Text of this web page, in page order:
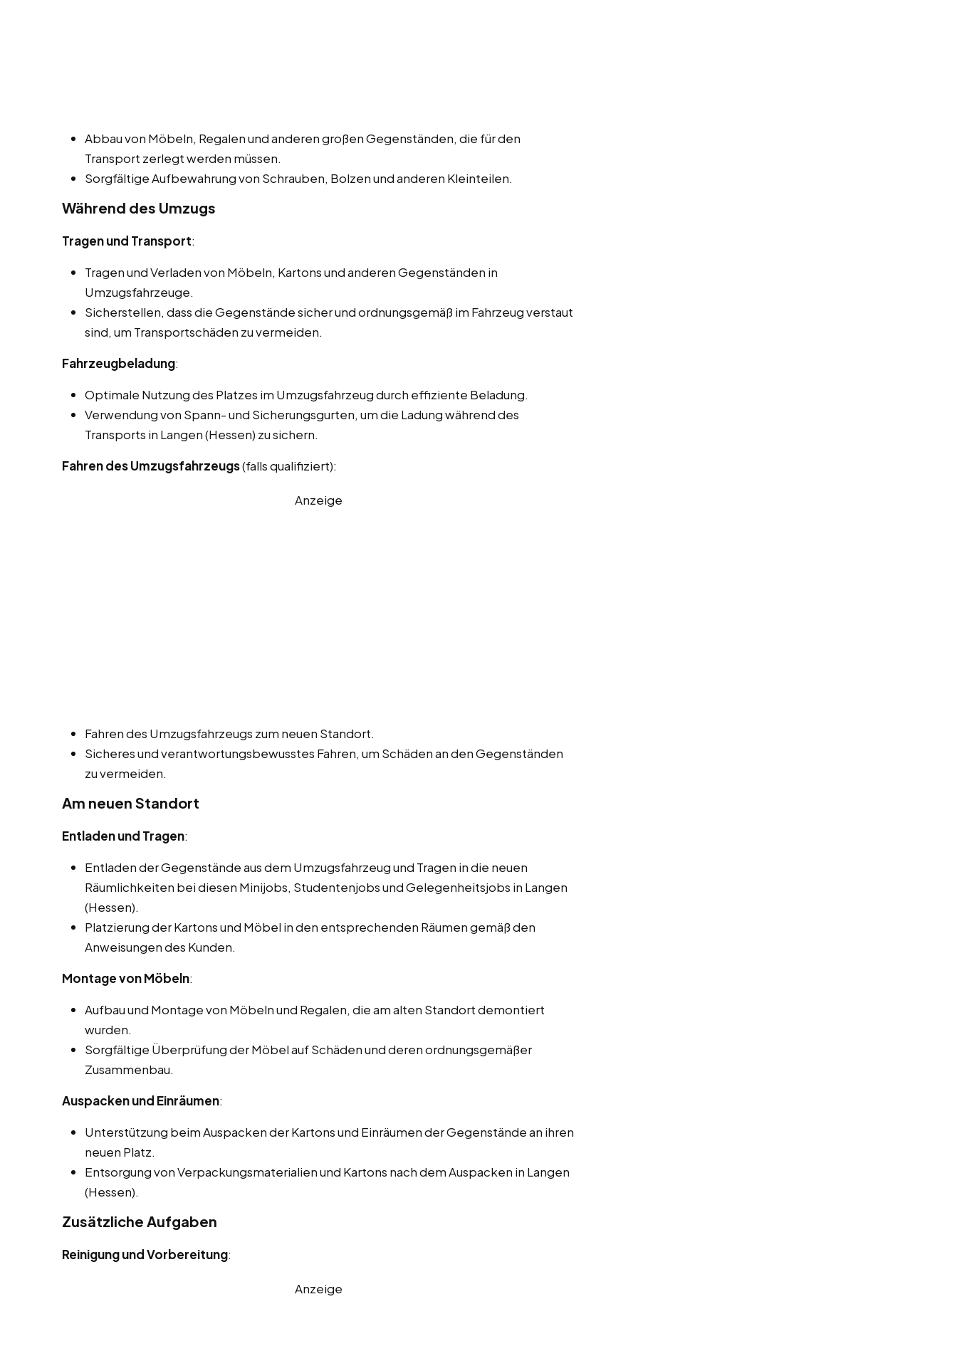
Abbau von Möbeln, Regalen und anderen großen Gegenständen, die für den
Transport zerlegt werden müssen.
Sorgfältige Aufbewahrung von Schrauben, Bolzen und anderen Kleinteilen.
Während des Umzugs
Tragen und Transport:
Tragen und Verladen von Möbeln, Kartons und anderen Gegenständen in
Umzugsfahrzeuge.
Sicherstellen, dass die Gegenstände sicher und ordnungsgemäß im Fahrzeug verstaut
sind, um Transportschäden zu vermeiden.
Fahrzeugbeladung:
Optimale Nutzung des Platzes im Umzugsfahrzeug durch effiziente Beladung.
Verwendung von Spann- und Sicherungsgurten, um die Ladung während des
Transports in Langen (Hessen) zu sichern.
Fahren des Umzugsfahrzeugs(falls qualifiziert):
Anzeige
Fahren des Umzugsfahrzeugs zum neuen Standort.
Sicheres und verantwortungsbewusstes Fahren, um Schäden an den Gegenständen
zu vermeiden.
Am neuen Standort
Entladen und Tragen:
Entladen der Gegenstände aus dem Umzugsfahrzeug und Tragen in die neuen
Räumlichkeiten bei diesen Minijobs, Studentenjobs und Gelegenheitsjobs in Langen
(Hessen).
Platzierung der Kartons und Möbel in den entsprechenden Räumen gemäß den
Anweisungen des Kunden.
Montage von Möbeln:
Aufbau und Montage von Möbeln und Regalen, die am alten Standort demontiert
wurden.
Sorgfältige Überprüfung der Möbel auf Schäden und deren ordnungsgemäßer
Zusammenbau.
Auspacken und Einräumen:
Unterstützung beim Auspacken der Kartons und Einräumen der Gegenstände an ihren
neuen Platz.
Entsorgung von Verpackungsmaterialien und Kartons nach dem Auspacken in Langen
(Hessen).
Zusätzliche Aufgaben
Reinigung und Vorbereitung:
Anzeige